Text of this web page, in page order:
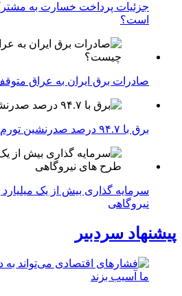
جزئیات پرداخت خسارت به
است؟
صادرات برق ایران به عراق
برق با ۹۴.۷ درصد صدرنشین تورم تابستانی!
سرمایه گذاری بیش از یک
نیروگاهی
پیشنهاد سردبیر